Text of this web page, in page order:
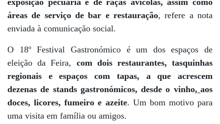
áreas de serviço de bar e restauração, refere a nota
enviada à comunicação social.
O 18º Festival Gastronómico é um dos espaços de
eleição da Feira, com dois restaurantes, tasquinhas
regionais e espaços com tapas, a que acrescem
dezenas de stands gastronómicos, desde o vinho, aos
doces, licores, fumeiro e azeite. Um bom motivo para
uma visita em família ou amigos.